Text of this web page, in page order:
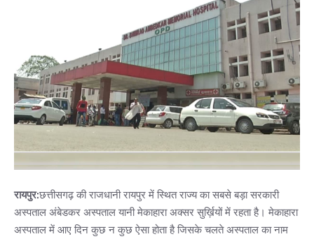
रायपुर:छत्तीसगढ़ की राजधानी रायपुर में स्थित राज्य का सबसे बड़ा सरकारी
अस्पताल अंबेडकर अस्पताल यानी मेकाहारा अक्सर सुर्ख़ियों में रहता है। मेकाहारा
अस्पताल में आए दिन कुछ न कुछ ऐसा होता है जिसके चलते अस्पताल का नाम